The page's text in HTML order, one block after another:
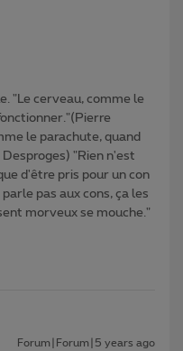
"Le cerveau, comme le
le parachute, quand
"Rien n'est
d'être pris pour un con
pas aux cons, ça les
morveux se mouche."
Forum|Forum|5 years ago